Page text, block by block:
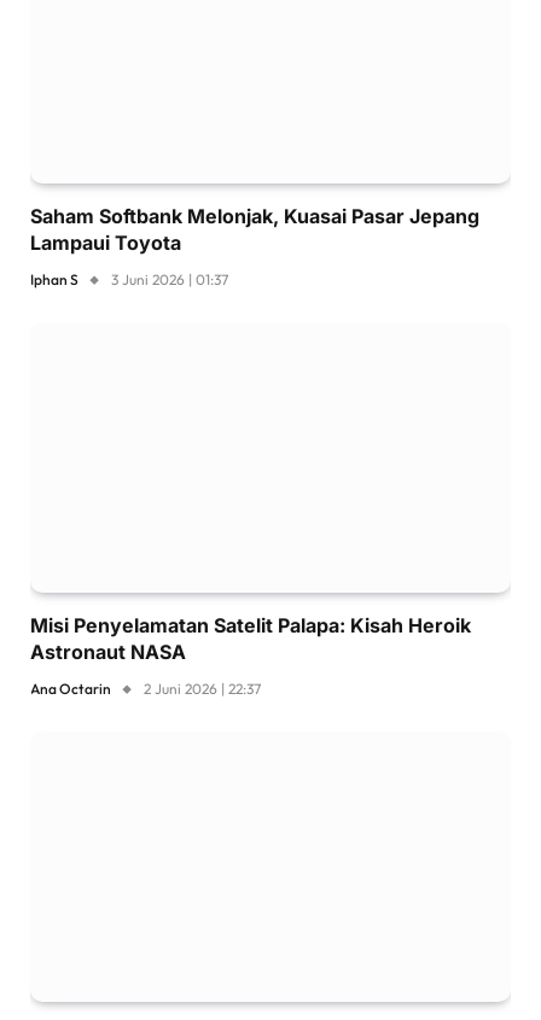
Saham Softbank Melonjak, Kuasai Pasar Jepang
Lampaui Toyota
Iphan S 3 Juni 2026 | 01:37
Misi Penyelamatan Satelit Palapa: Kisah Heroik
Astronaut NASA
Ana Octarin 2 Juni 2026 | 22:37